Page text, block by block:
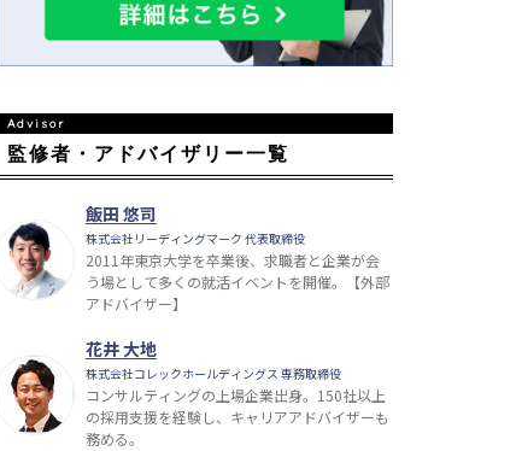
監修者・アドバイザリー一覧
飯田 悠司
株式会社リーディングマーク 代表取締役
2011年東京大学を卒業後、求職者と企業が会
う場として多くの就活イベントを開催。【外部
アドバイザー】
花井 大地
株式会社コレックホールディングス 専務取締役
コンサルティングの上場企業出身。150社以上
の採用支援を経験し、キャリアアドバイザーも
務める。